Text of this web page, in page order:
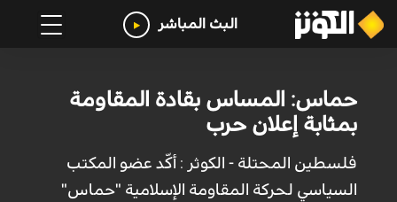
البث المباشر
حماس: المساس بقادة المقاومة
بمثابة إعلان حرب
فلسطين المحتلة - الكوثر : أكّد عضو المكتب
السياسي لحركة المقاومة الإسلامية "حماس"